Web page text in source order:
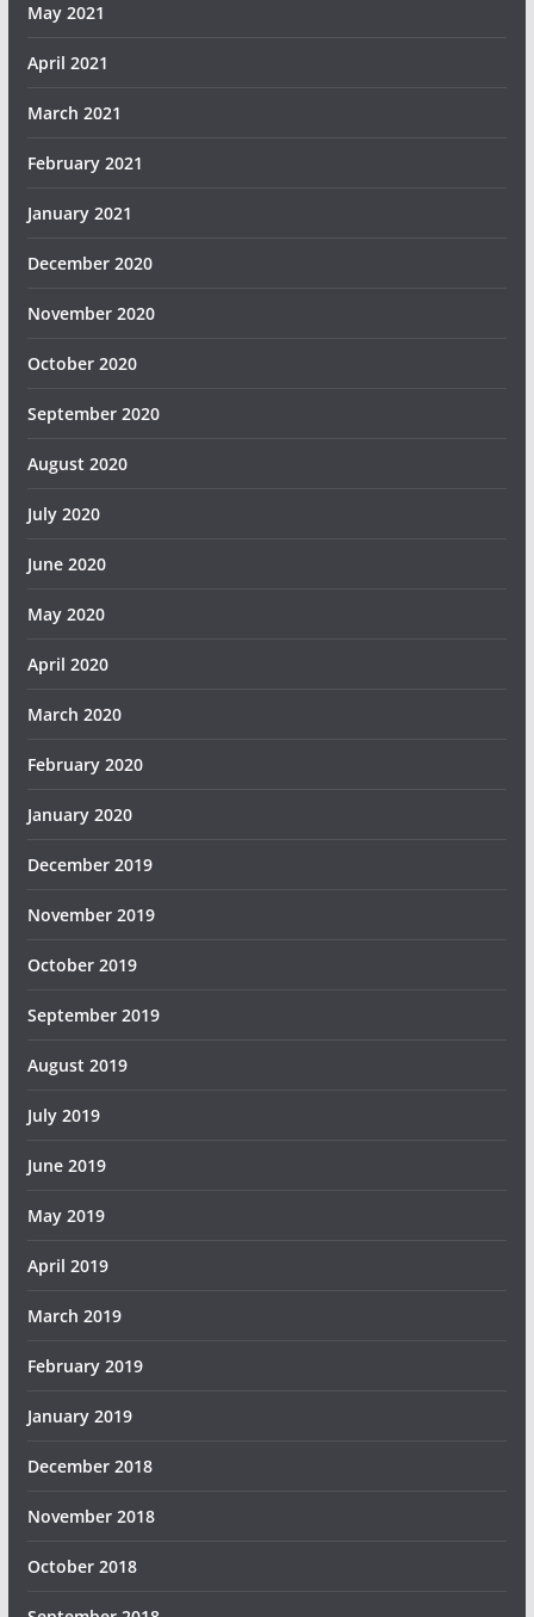
May 2021
April 2021
March 2021
February 2021
January 2021
December 2020
November 2020
October 2020
September 2020
August 2020
July 2020
June 2020
May 2020
April 2020
March 2020
February 2020
January 2020
December 2019
November 2019
October 2019
September 2019
August 2019
July 2019
June 2019
May 2019
April 2019
March 2019
February 2019
January 2019
December 2018
November 2018
October 2018